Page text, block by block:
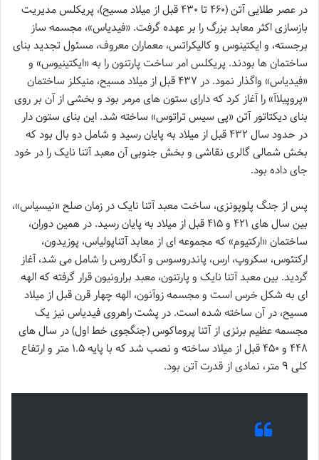
در عصر طلایی آتن (۴۶۰ تا ۴۳۰ قبل از میلاد مسیح)، پریکلس مدیریت
بازسازی اکثر معابد بزرگ را بر عهده گرفت. «فیدیاس»، مجسمه ساز
برجسته، و ایکتینوس و کالیکراتس، معماران معروف، مسئول تجدید بنای
ساختمان ها بودند. پریکلس امر ساخت پارتنون را به «ایکتینیوس» و
«فیدیاس» واگذار نمود. در ۴۳۷ قبل از میلاد مسیح، منیکلز ساختمان
«پروپیلاآ» را آغاز کرد که دارای ستون های مرمر بود و بخشی از آن بر روی
بنای دیکتاتور آتن «پی سیس تراتوس» ساخته شد. این بنای ستون دار
در حدود سال ۴۳۲ قبل از میلاد به پایان رسید و شامل دو بال بود که
بخش شمالی گالری نقاشی و بخش جنوبی آن معبد آتنا نایک را در خود
جای داده بود.
پس از جنگ پلوپونزی، ساخت معبد آتنا نایک در زمان صلح «نیسیاس»،
بین سال های ۴۲۱ و ۴۱۵ قبل از میلاد به پایان رسید. در همین دوران،
ساختمان «ارکتیوم» که مجموعه ای از معابد آتناپولیاس، پوزیدون،
ارکتئوس، سکروپ، ارس، پاندروسوس و آنگاروس را شامل می شد، آغاز
گردید. بین معبد آتنا نایک و پارتنون، معبد برارونیون قرار گرفته که الهه
ای به شکل خرس است و مجسمه زوآنون، الهه چهار قرن قبل از میلاد
مسیح، در آن ساخته شده است. در پشت راهروی فیدیاس نیز یک
مجسمه عظیم برنزی از آتنا پروماکوس (جنگجوی خط اول) در سال های
۴۴۸ و ۴۵۰ قبل از میلاد ساخته و نصب شد که با پایه ۱.۵ متر و ارتفاع
کلی ۹ متر، نمادی از قدرت آتن بود.